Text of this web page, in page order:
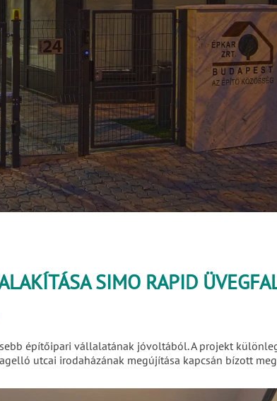
SIMO RAPID
építőipari vállalatának jóvoltából. A projekt
utcai irodaházának megújítása kapcsán bízott